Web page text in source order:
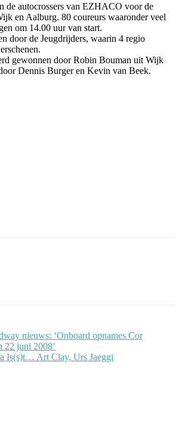
de autocrossers van EZHACO voor de
en Aalburg. 80 coureurs waaronder veel
om 14.00 uur van start.
door de Jeugdrijders, waarin 4 regio
gewonnen door Robin Bouman uit Wijk
Dennis Burger en Kevin van Beek.
nieuws: ‘Onboard opnames Cor
22 juni 2008’
Is(s)t… Art Clay, Urs Jaeggi